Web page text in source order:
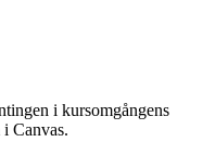
i kursomgångens
Canvas.